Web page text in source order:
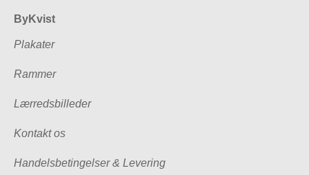
ByKvist
Plakater
Rammer
Lærredsbilleder
Kontakt os
Handelsbetingelser & Levering